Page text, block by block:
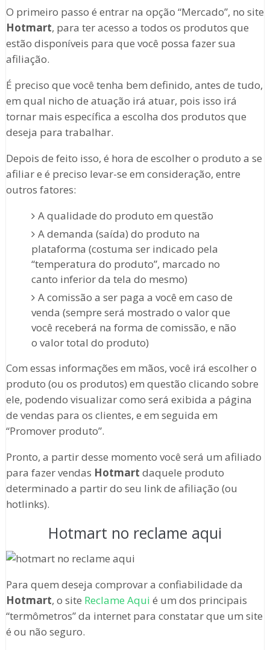
O primeiro passo é entrar na opção “Mercado”, no site
Hotmart, para ter acesso a todos os produtos que
estão disponíveis para que você possa fazer sua
afiliação.
É preciso que você tenha bem definido, antes de tudo,
em qual nicho de atuação irá atuar, pois isso irá
tornar mais específica a escolha dos produtos que
deseja para trabalhar.
Depois de feito isso, é hora de escolher o produto a se
afiliar e é preciso levar-se em consideração, entre
outros fatores:
A qualidade do produto em questão
A demanda (saída) do produto na
plataforma (costuma ser indicado pela
“temperatura do produto”, marcado no
canto inferior da tela do mesmo)
A comissão a ser paga a você em caso de
venda (sempre será mostrado o valor que
você receberá na forma de comissão, e não
o valor total do produto)
Com essas informações em mãos, você irá escolher o
produto (ou os produtos) em questão clicando sobre
ele, podendo visualizar como será exibida a página
de vendas para os clientes, e em seguida em
“Promover produto”.
Pronto, a partir desse momento você será um afiliado
para fazer vendas Hotmart daquele produto
determinado a partir do seu link de afiliação (ou
hotlinks).
Hotmart no reclame aqui
Para quem deseja comprovar a confiabilidade da
Hotmart, o site Reclame Aqui é um dos principais
“termômetros” da internet para constatar que um site
é ou não seguro.